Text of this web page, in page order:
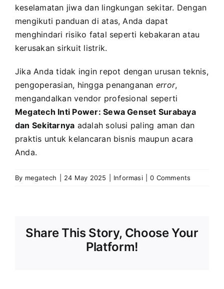
keselamatan jiwa dan lingkungan sekitar. Dengan
mengikuti panduan di atas, Anda dapat
menghindari risiko fatal seperti kebakaran atau
kerusakan sirkuit listrik.
Jika Anda tidak ingin repot dengan urusan teknis,
pengoperasian, hingga penanganan error,
mengandalkan vendor profesional seperti
Megatech Inti Power: Sewa Genset Surabaya
dan Sekitarnya adalah solusi paling aman dan
praktis untuk kelancaran bisnis maupun acara
Anda.
By megatech 24 May 2025 Informasi 0 Comments
Share This Story, Choose Your
Platform!